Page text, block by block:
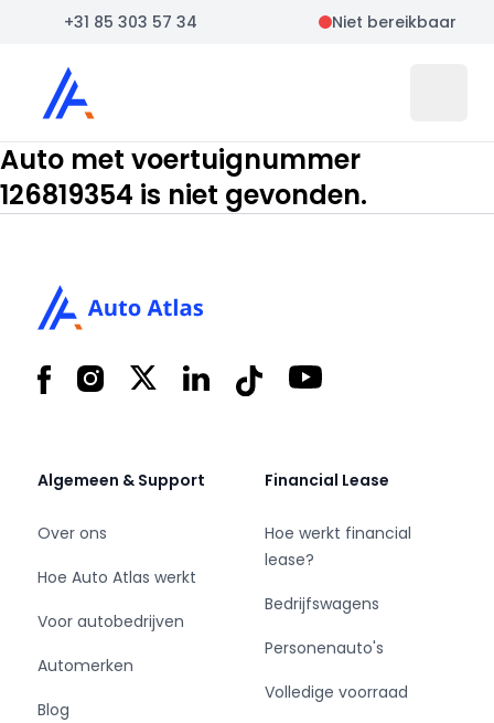
+31 85 303 57 34 Niet bereikbaar
Auto Atlas
Auto met voertuignummer
126819354 is niet gevonden.
FacebookInstagram
X LinkedInTiktok YouTube
Algemeen & Support
Over ons
Hoe Auto Atlas werkt
Voor autobedrijven
Automerken
Blog
Financial Lease
Hoe werkt financial
lease?
Bedrijfswagens
Personenauto's
Volledige voorraad